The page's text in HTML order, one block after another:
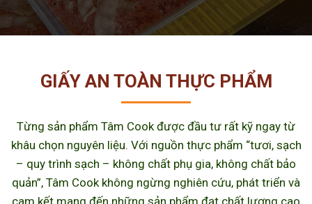
GIẤY AN TOÀN THỰC PHẨM
Từng sản phẩm Tâm Cook được đầu tư rất kỹ ngay từ
khâu chọn nguyên liệu. Với nguồn thực phẩm “tươi, sạch
– quy trình sạch – không chất phụ gia, không chất bảo
quản”, Tâm Cook không ngừng nghiên cứu, phát triển và